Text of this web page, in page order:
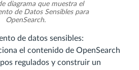
diagrama que muestra el
de Datos Sensibles para
OpenSearch.
de datos sensibles:
el contenido de OpenSearch
regulados y construir un